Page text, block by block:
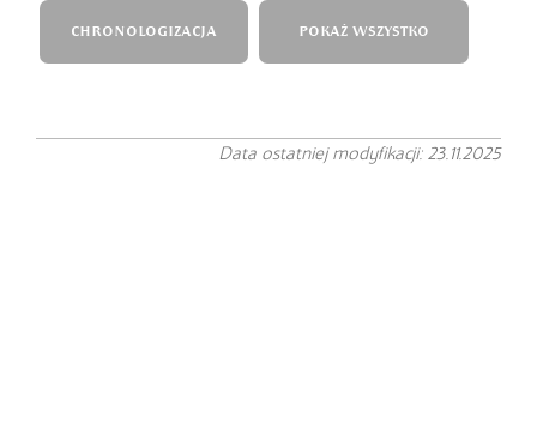
CHRONOLOGIZACJA POKAŻ WSZYSTKO
Data ostatniej modyfikacji: 23.11.2025